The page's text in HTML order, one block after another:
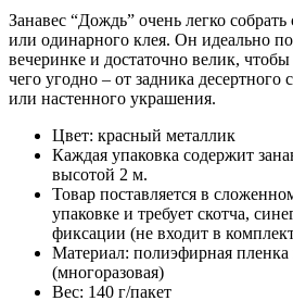
Занавес “Дождь” очень легко
или одинарного клея. Он идеально
вечеринке и достаточно велик, чтобы
чего угодно – от задника десертного
или настенного украшения.
Цвет: красный металлик
Каждая упаковка содержит
высотой 2 м.
Товар поставляется в
упаковке и требует скотча,
фиксации (не входит в
Материал: полиэфирная пленка
(многоразовая)
Вес: 140 г/пакет